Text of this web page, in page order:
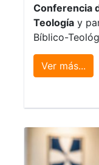
Conferencia
Teología y
Bíblico-
Ver más...